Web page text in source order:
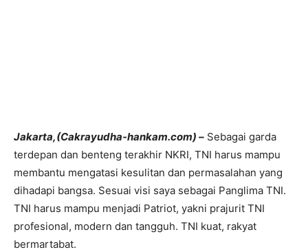
Jakarta,(Cakrayudha-hankam.com) – Sebagai garda
terdepan dan benteng terakhir NKRI, TNI harus mampu
membantu mengatasi kesulitan dan permasalahan yang
dihadapi bangsa. Sesuai visi saya sebagai Panglima TNI.
TNI harus mampu menjadi Patriot, yakni prajurit TNI
profesional, modern dan tangguh. TNI kuat, rakyat
bermartabat.